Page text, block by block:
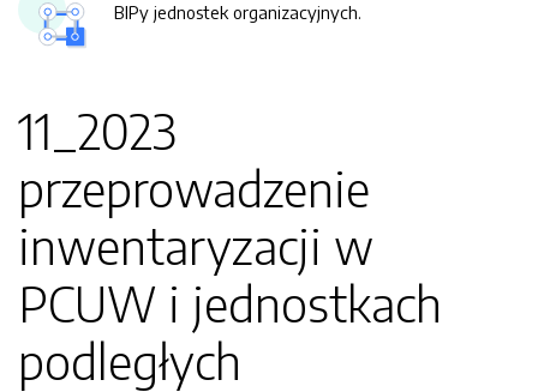
BIPy jednostek organizacyjnych.
11_2023
przeprowadzenie
inwentaryzacji w
PCUW i jednostkach
podległych